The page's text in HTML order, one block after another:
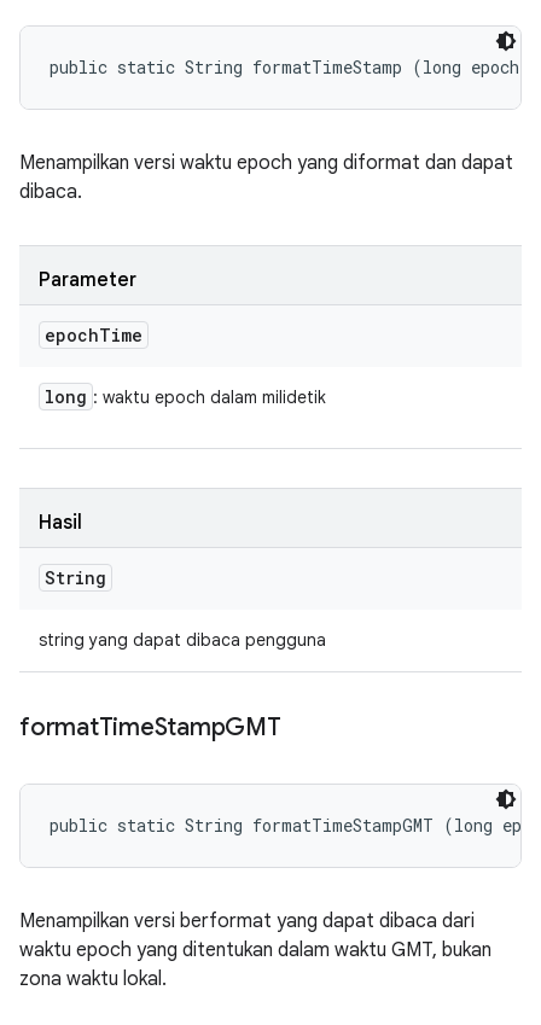
public static String formatTimeStamp (long
Menampilkan versi waktu epoch yang diformat dan dapat
dibaca.
Parameter
epochTime
long : waktu epoch dalam milidetik
Hasil
String
string yang dapat dibaca pengguna
formatTimeStampGMT
public static String formatTimeStampGMT (long
Menampilkan versi berformat yang dapat dibaca dari
waktu epoch yang ditentukan dalam waktu GMT, bukan
zona waktu lokal.